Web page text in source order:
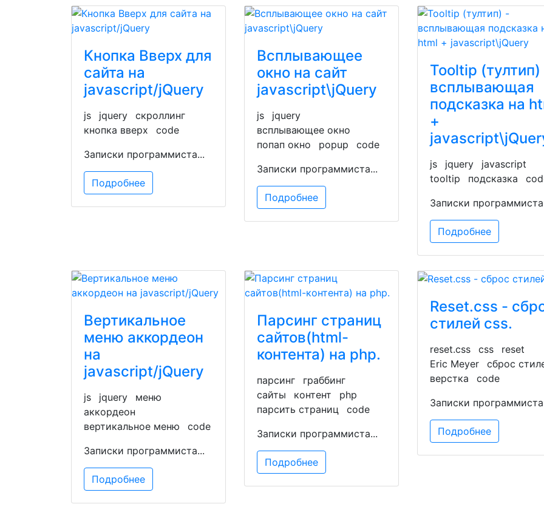
Кнопка Вверх для
сайта на
javascript/jQuery
js jquery
скроллинг
кнопка вверх
code
Записки программиста...
Подробнее
Всплывающее
окно на сайт
javascript\jQuery
js
jquery
всплывающее окно
попап окно
popup
code
Записки программиста...
Подробнее
Tooltip
всплывающая
подсказка на
+
js jquery
javascript
tooltip
подсказка
Записки
Подробнее
Вертикальное
меню аккордеон
на
javascript/jQuery
js jquery
меню
аккордеон
вертикальное меню
code
Записки программиста...
Подробнее
Парсинг страниц
сайтов(html-
контента) на php.
парсинг
граббинг
сайты
контент
php
парсить страниц
code
Записки программиста...
Подробнее
Reset.css -
стилей css.
reset.css css
reset
Eric Meyer
сброс
верстка
code
Записки
Подробнее